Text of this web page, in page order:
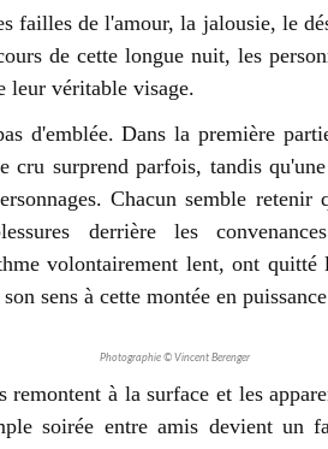
failles de l'amour, la jalousie, le
de cette longue nuit, les
leur véritable visage.
d'emblée. Dans la première
cru surprend parfois, tandis
Chacun semble retenir
derrière les
volontairement lent, ont quitté
sens à cette montée en
Photographie © Vincent Berenger
remontent à la surface et les
soirée entre amis devient un